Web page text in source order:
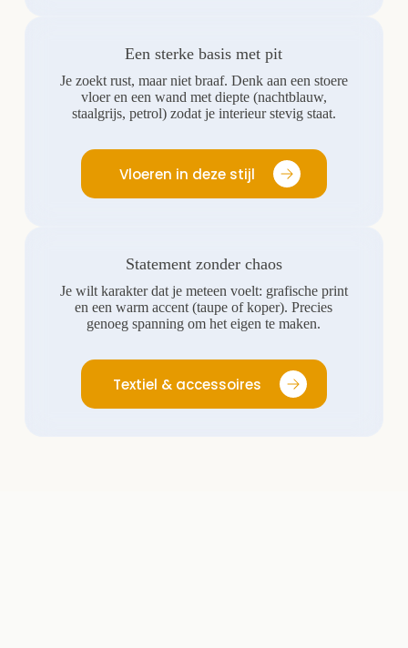
Een sterke basis met pit
Je zoekt rust, maar niet braaf. Denk aan een stoere
vloer en een wand met diepte (nachtblauw,
staalgrijs, petrol) zodat je interieur stevig staat.
Vloeren in deze stijl
Statement zonder chaos
Je wilt karakter dat je meteen voelt: grafische print
en een warm accent (taupe of koper). Precies
genoeg spanning om het eigen te maken.
Textiel & accessoires